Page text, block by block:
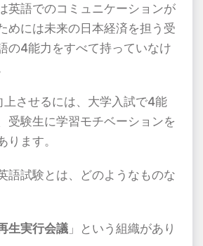
英語でのコミュニケーションが
めには未来の日本経済を担う受
の4能力をすべて持っていなけ
上させるには、大学入試で4能
受験生に学習モチベーションを
ります。
語試験とは、どのようなものな
生実行会議 」という組織があり